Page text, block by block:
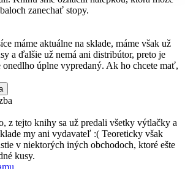
zanechať stopy.
máme aktuálne na sklade, máme však už
a ďalšie už nemá ani distribútor, preto je
onedlho úplne vypredaný. Ak ho chcete mať,
z tejto knihy sa už predali všetky výtlačky a
my ani vydavateľ :( Teoreticky však
v niektorých iných obchodoch, ktoré ešte
kusy.